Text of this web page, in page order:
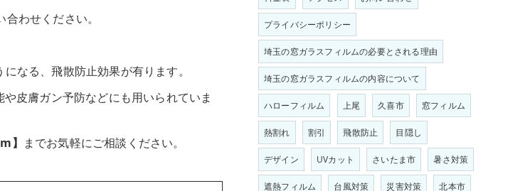
わせください。
なる、飛散防止効果が有ります。
皮膚ガン予防などにも用いられていま
】 までお気軽にご相談ください。
プライバシーポリシー
埼玉の窓ガラスフィルムの必要とされる理由
埼玉の窓ガラスフィルムの内容について
ハローフィルム 上尾 久喜市 窓フィルム
熱割れ 割引 飛散防止 目隠し
デザイン UVカット さいたま市 暑さ対策
遮熱フィルム 台風対策 災害対策 北本市